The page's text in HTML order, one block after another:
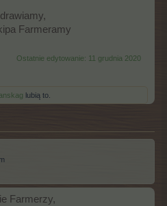
Farmeramy
Ostatnie edytowanie: 11 grudnia 2020
lubią to.
Farmerzy,